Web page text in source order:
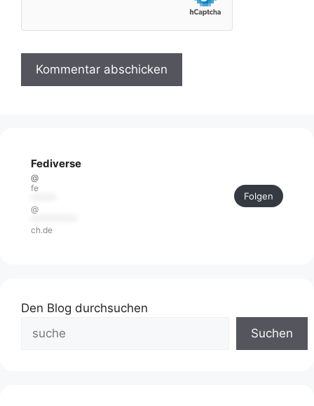
Fediverse
@
fe
@
ch.de
Folgen
Den Blog durchsuchen
Suchen